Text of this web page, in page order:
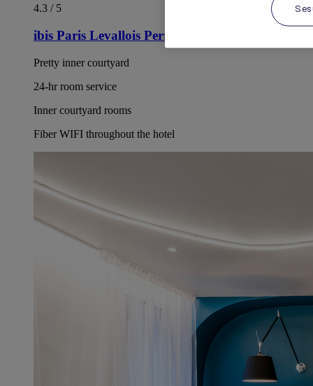
4.3 / 5
ibis Paris Levallois Perret
Pretty inner courtyard
24-hr room service
Inner courtyard rooms
Fiber WIFI throughout the hotel